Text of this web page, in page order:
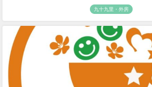
九十九里・外房